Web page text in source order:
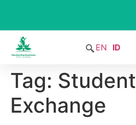
EN ID
Tag: Student
Exchange